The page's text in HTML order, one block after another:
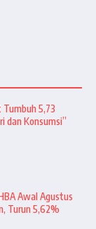
Tumbuh 5,73
dan Konsumsi”
Awal Agustus
Turun 5,62%